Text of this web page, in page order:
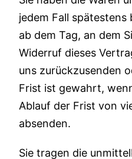
jedem Fall spätestens
ab dem Tag, an dem
Widerruf dieses
uns zurückzusenden
Frist ist gewahrt,
Ablauf der Frist von
absenden.
Sie tragen die